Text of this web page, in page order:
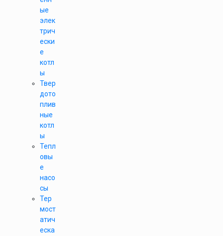
ые
элек
трич
ески
е
котл
ы
Твер
дото
плив
ные
котл
ы
Тепл
овы
е
насо
сы
Тер
мост
атич
еска